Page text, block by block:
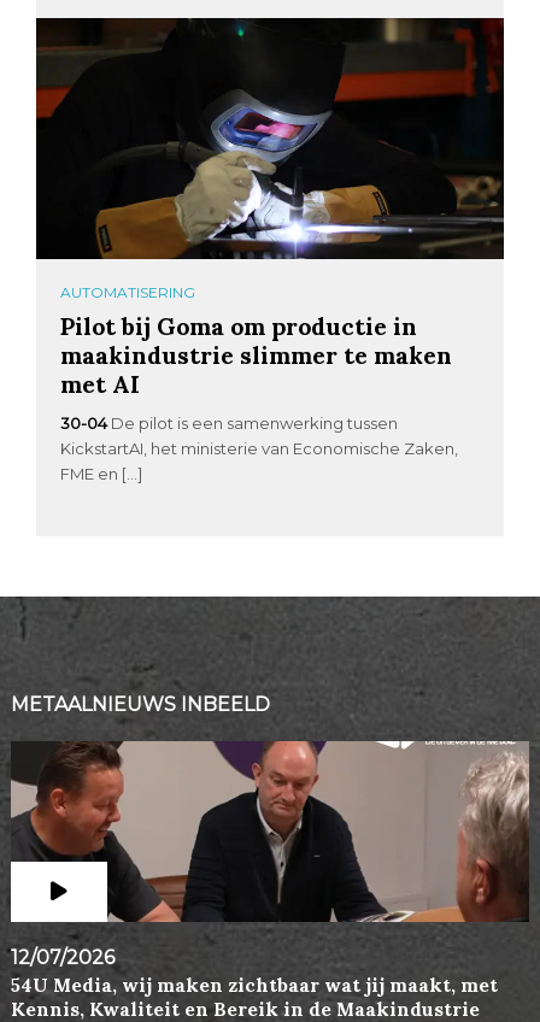
AUTOMATISERING
Pilot bij Goma om productie in
maakindustrie slimmer te maken
met AI
30-04 De pilot is een samenwerking tussen
KickstartAI, het ministerie van Economische Zaken,
FME en […]
METAALNIEUWS INBEELD
12/07/2026
54U Media, wij maken zichtbaar wat jij maakt, met
Kennis, Kwaliteit en Bereik in de Maakindustrie